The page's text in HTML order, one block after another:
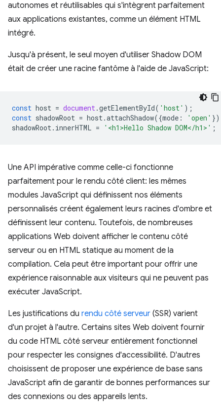
autonomes et réutilisables qui s'intègrent parfaitement
aux applications existantes, comme un élément HTML
intégré.
Jusqu'à présent, le seul moyen d'utiliser Shadow DOM
était de créer une racine fantôme à l'aide de JavaScript:
const host = document.getElementById( 'host' );
const shadowRoot = host.attachShadow({mode : 'open'
shadowRoot. innerHTML = '<h1>Hello Shadow DOM</h1>' ;
Une API impérative comme celle-ci fonctionne
parfaitement pour le rendu côté client: les mêmes
modules JavaScript qui définissent nos éléments
personnalisés créent également leurs racines d'ombre et
définissent leur contenu. Toutefois, de nombreuses
applications Web doivent afficher le contenu côté
serveur ou en HTML statique au moment de la
compilation. Cela peut être important pour offrir une
expérience raisonnable aux visiteurs qui ne peuvent pas
exécuter JavaScript.
Les justifications du rendu côté serveur (SSR) varient
d'un projet à l'autre. Certains sites Web doivent fournir
du code HTML côté serveur entièrement fonctionnel
pour respecter les consignes d'accessibilité. D'autres
choisissent de proposer une expérience de base sans
JavaScript afin de garantir de bonnes performances sur
des connexions ou des appareils lents.